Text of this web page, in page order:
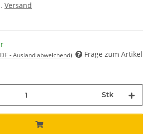
Versand
- Ausland abweichend) Frage zum Artikel
Stk